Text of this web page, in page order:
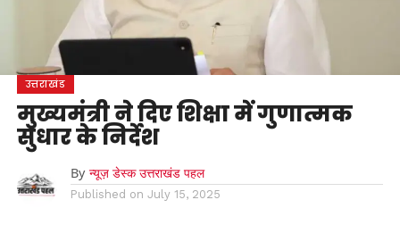
उत्तराखंड
मुख्यमंत्री ने दिए शिक्षा में गुणात्मक
सुधार के निर्देश
By न्यूज़ डेस्क उत्तराखंड पहल
Published on July 15, 2025